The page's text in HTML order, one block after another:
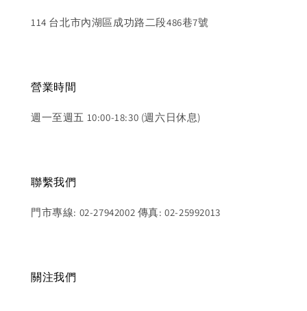
114 台北市內湖區成功路二段486巷7號
營業時間
週一至週五 10:00-18:30 (週六日休息)
聯繫我們
門市專線: 02-27942002 傳真: 02-25992013
關注我們